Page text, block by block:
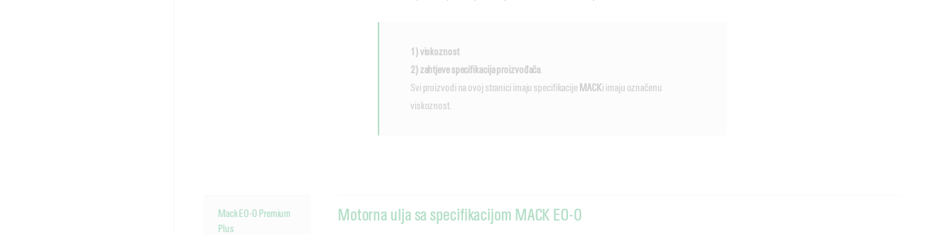
1) viskoznost
2) zahtjeve specifikacija proizvođača
Svi proizvodi na ovoj stranici imaju specifikacije MACKi imaju označenu
viskoznost.
Mack EO-O Premium
Plus
Motorna ulja sa specifikacijom MACK EO-O